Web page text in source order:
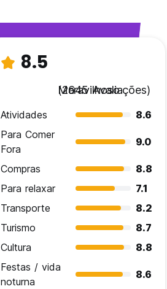
8.5
Maravilhoso
(2645 Avaliações)
Atividades
8.6
Para Comer
Fora
9.0
Compras
8.8
Para relaxar
7.1
Transporte
8.2
Turismo
8.7
Cultura
8.8
Festas / vida
noturna
8.6